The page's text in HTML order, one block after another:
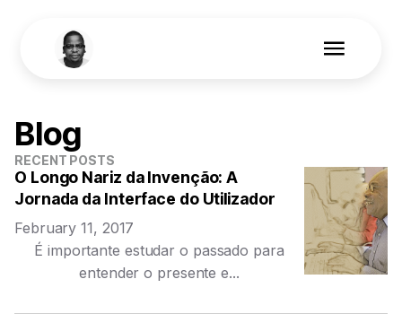
Blog
RECENT POSTS
O Longo Nariz da Invenção: A
Jornada da Interface do Utilizador
February 11, 2017
É importante estudar o passado para
entender o presente e...